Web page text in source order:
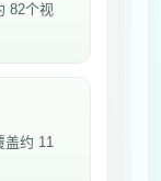
82个视
盖约 11